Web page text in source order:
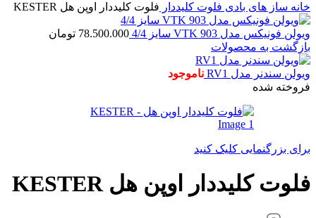
خانه ساز های بادی فلوت کلیددار فلوت کلیددار اوپن هل KESTER
ویولن فونیکس مدل VTK 903 سایز 4/4 78.500.000 تومان
بازگشت به محصولات
ویولن سندنر مدل RV1
ناموجود
فروخته شده
برای بزرگنمایی کلیک کنید
فلوت کلیددار اوپن هل KESTER